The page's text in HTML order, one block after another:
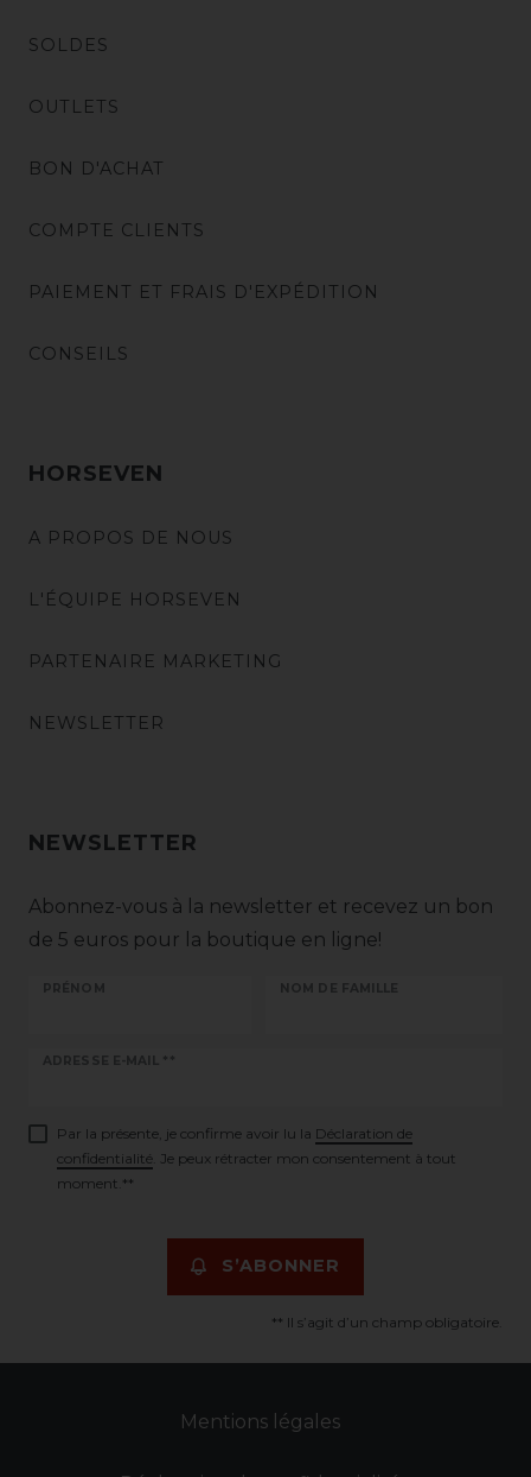
SOLDES
OUTLETS
BON D'ACHAT
COMPTE CLIENTS
PAIEMENT ET FRAIS D'EXPÉDITION
CONSEILS
HORSEVEN
A PROPOS DE NOUS
L'ÉQUIPE HORSEVEN
PARTENAIRE MARKETING
NEWSLETTER
NEWSLETTER
Abonnez-vous à la newsletter et recevez un bon
de 5 euros pour la boutique en ligne!
PRÉNOM NOM DE FAMILLE
ADRESSE E-MAIL **
Ceres::Template.newsletterHoneypotLabel
Par la présente, je confirme avoir lu la Déclaration de
confidentialité . Je peux rétracter mon consentement à tout
moment.**
S’ABONNER
** Il s’agit d’un champ obligatoire.
Mentions légales